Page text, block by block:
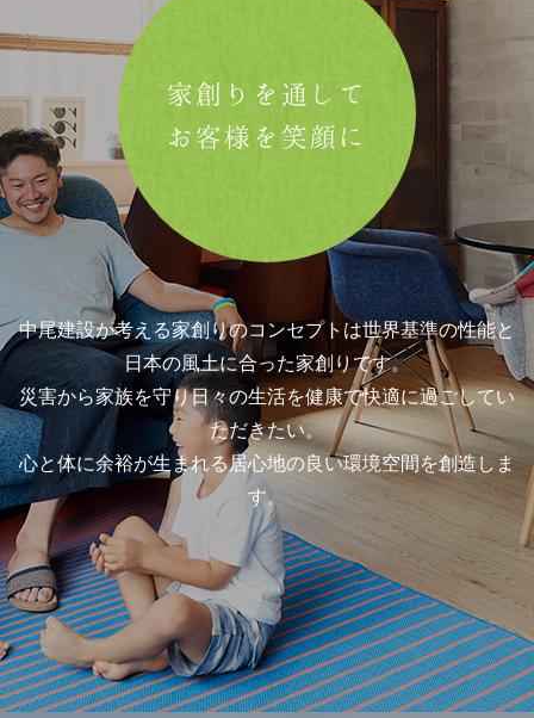
家創りを通して
お客様を笑顔に
中尾建設が考える家創りのコンセプトは世界基準の性能と
日本の風土に合った家創りです。
災害から家族を守り日々の生活を健康で快適に過ごしてい
ただきたい。
心と体に余裕が生まれる居心地の良い環境空間を創造しま
す。